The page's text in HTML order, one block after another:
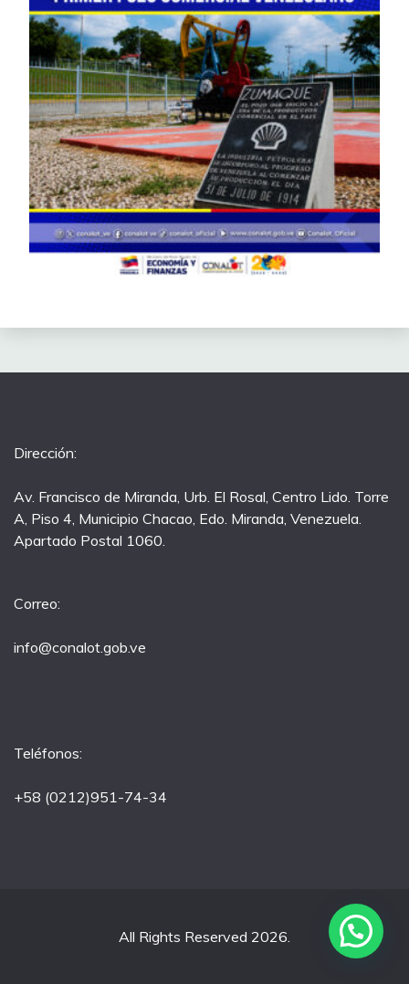
Dirección:
Av. Francisco de Miranda, Urb. El Rosal, Centro Lido. Torre
A, Piso 4, Municipio Chacao, Edo. Miranda, Venezuela.
Apartado Postal 1060.
Correo:
info@conalot.gob.ve
Teléfonos:
+58 (0212)951-74-34
All Rights Reserved 2026.